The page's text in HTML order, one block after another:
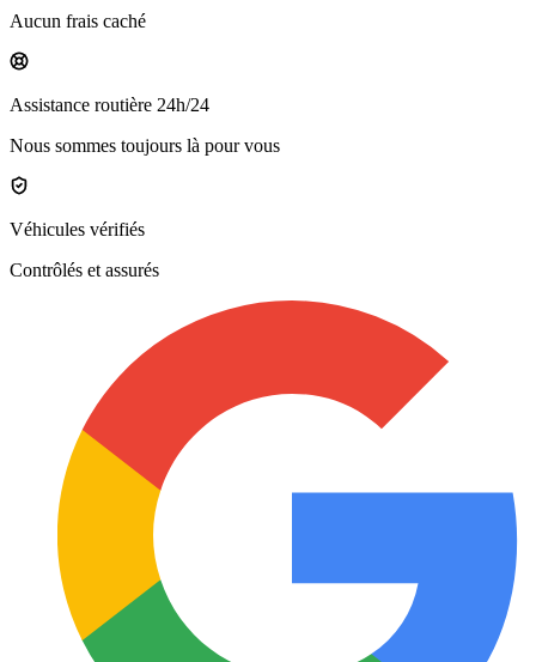
Aucun frais caché
Assistance routière 24h/24
Nous sommes toujours là pour vous
Véhicules vérifiés
Contrôlés et assurés